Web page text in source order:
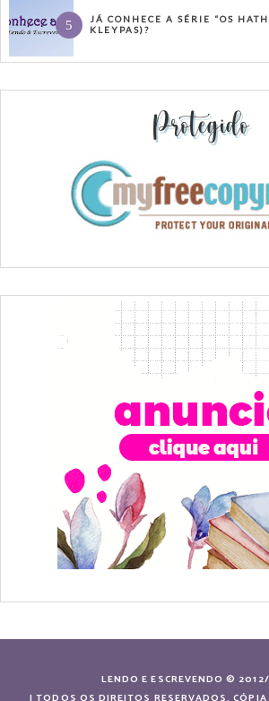
JÁ CONHECE A SÉRIE “OS
KLEYPAS)?
Protegido
LENDO E ESCREVENDO ©